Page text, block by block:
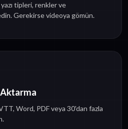
yazı tipleri, renkler ve
Gerekirse videoya gömün.
Word, PDF veya 30'dan fazla